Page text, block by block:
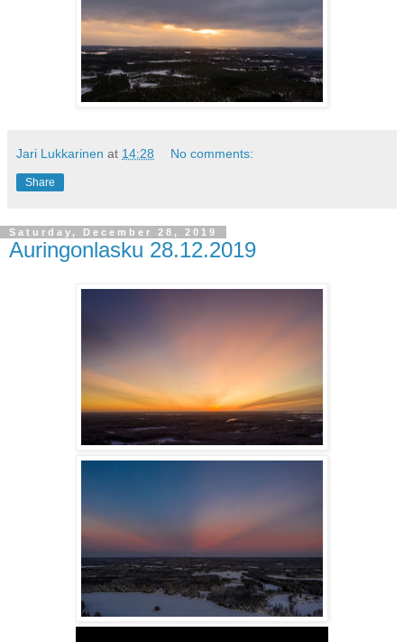
Jari Lukkarinen at 14:28 No comments:
Share
Saturday, December 28, 2019
Auringonlasku 28.12.2019